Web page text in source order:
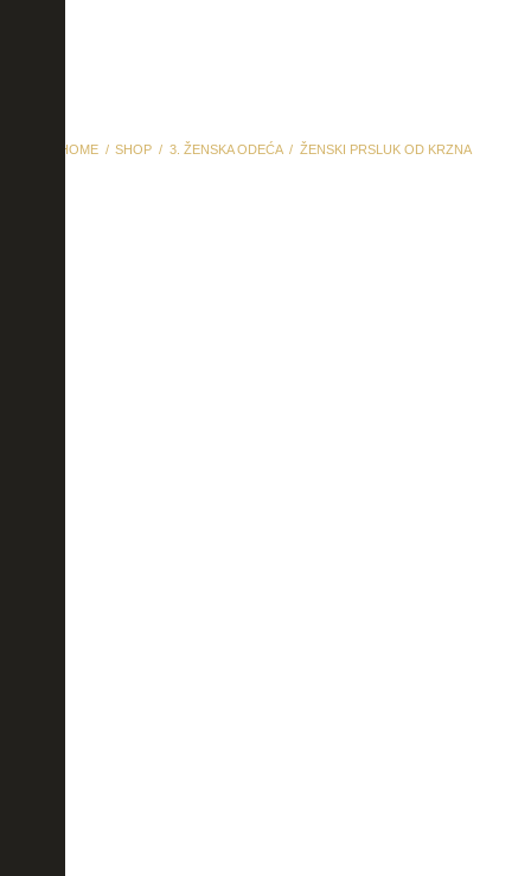
HOME SHOP 3. ŽENSKA ODEĆA ŽENSKI PRSLUK OD KRZNA